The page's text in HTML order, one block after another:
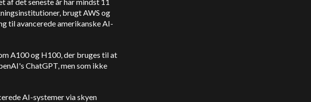
brugt AWS og
til avancerede amerikanske AI-
A100 og H100, der bruges til at
ChatGPT, men som ikke
AI-systemer via skyen